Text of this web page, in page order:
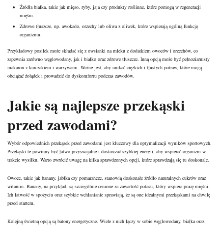
Źródła białka, takie jak mięso, ryby, jaja czy produkty roślinne, które pomogą w regeneracji
mięśni.
Zdrowe tłuszcze, np. awokado, orzechy lub oliwa z oliwek, które wspierają ogólną funkcję
organizmu.
Przykładowy posiłek może składać się z owsianki na mleku z dodatkiem owoców i orzechów, co
zapewnia zarówno węglowodany, jak i białko oraz zdrowe tłuszcze. Inną opcją może być pełnoziarnisty
makaron z kurczakiem i warzywami. Ważne jest, aby unikać ciężkich i tłustych potraw, które mogą
obciążać żołądek i prowadzić do dyskomfortu podczas zawodów.
Jakie są najlepsze przekąski
przed zawodami?
Wybór odpowiednich przekąsek przed zawodami jest kluczowy dla optymalizacji wyników sportowych.
Przekąski te powinny być łatwo przyswajalne i dostarczać szybkiej energii, aby wspierać organizm w
trakcie wysiłku. Warto zwrócić uwagę na kilka sprawdzonych opcji, które sprawdzają się tu doskonale.
Owoce, takie jak banany, jabłka czy pomarańcze, stanowią doskonałe źródło naturalnych cukrów oraz
witamin. Banany, na przykład, są szczególnie cenione za zawartość potasu, który wspiera pracę mięśni.
Ich łatwość w spożyciu oraz szybkie wchłanianie sprawiają, że są one idealnymi przekąskami na chwilę
przed startem.
Kolejną świetną opcją są batony energetyczne. Wiele z nich łączy w sobie węglowodany, białka oraz